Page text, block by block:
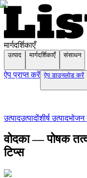
मार्गदर्शिकाएँ
उत्पाद मार्गदर्शिकाएँ संसाधन
ऐप प्राप्त करें ऐप डाउनलोड करें
उत्पादउत्पादोंशीर्ष उत्पादभोजन
वोदका — पोषक
टिप्स